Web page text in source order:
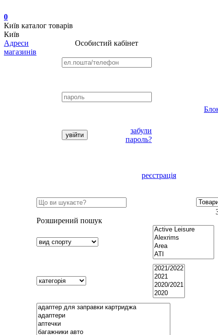
0
Київ каталог товарів
Київ
Адреси
магазинів
Особистий кабінет
забули
пароль?
реєстрація
Розширений пошук